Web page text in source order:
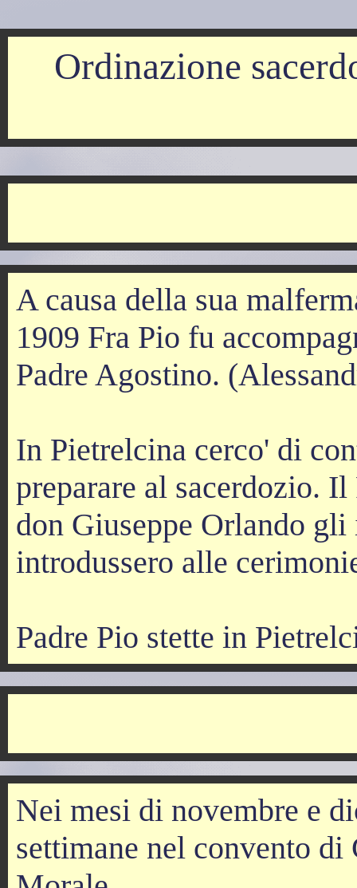
Ordinazione
A causa della sua
1909 Fra Pio fu
Padre Agostino.
In Pietrelcina cerco' di
preparare al sacerdozio.
don Giuseppe Orlando
introdussero alle
Padre Pio stette in
Nei mesi di novembre e
settimane nel convento